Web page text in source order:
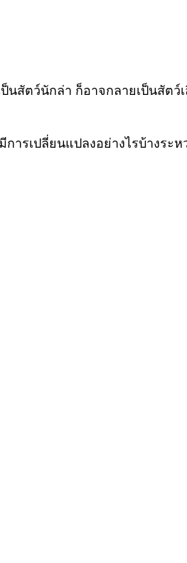
สัตว์นักล่า ก็อาจกลายเป็นสัตว์
การเปลี่ยนแปลงอย่างไรบ้างระ